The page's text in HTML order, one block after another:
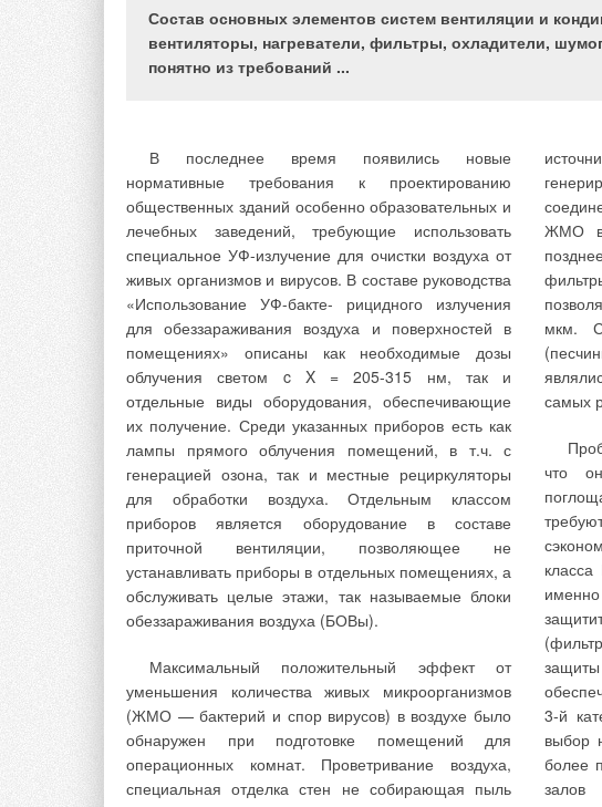
Состав основных элементов систем вентиляции и
вентиляторы, нагреватели, фильтры, охладители,
понятно из требований ...
В последнее время появились новые
нормативные требования к проектированию
общественных зданий особенно образовательных и
лечебных заведений, требующие использовать
специальное УФ-излучение для очистки воздуха от
живых организмов и вирусов. В составе руководства
«Использование УФ-бакте- рицидного излучения
для обеззараживания воздуха и поверхностей в
помещениях» описаны как необходимые дозы
облучения светом c X = 205-315 нм, так и
отдельные виды оборудования, обеспечивающие
их получение. Среди указанных приборов есть как
лампы прямого облучения помещений, в т.ч. с
генерацией озона, так и местные рециркуляторы
для обработки воздуха. Отдельным классом
приборов является оборудование в составе
приточной вентиляции, позволяющее не
устанавливать приборы в отдельных помещениях, а
обслуживать целые этажи, так называемые блоки
обеззараживания воздуха (БОВы).
Максимальный положительный эффект от
уменьшения количества живых микроорганизмов
(ЖМО — бактерий и спор вирусов) в воздухе было
обнаружен при подготовке помещений для
операционных комнат. Проветривание воздуха,
специальная отделка стен не собирающая пыль
ЖМО в
мкм.
самых
что
3-й
выбор
более
водяного отопления по разработкам,
конструктивным особенностям изделий,
применяемым технологиям и материалам не
несмотря на кажущуюся простоту формы и
принципа работы, радиаторы должны отвечать
самым строгим требованиям. И касаются они не
только эффективной отдачи тепла от
теплоносителя в помещение, но и обеспечения
продолжительного срока службы, на который прямо
или косвенно влияют разные факторы — резкие
перепады температуры, избыточное давление,
агрессивная среда теплоносителя, локальные
силовые нагрузки из-за нарушения правил монтажа
и др.
Кроме того, учет практики применения
отопительной техники ставит перед разработчиками
новые задачи. В частности, все более актуальны
вопросы обеспечения комфортного микроклимата в
каждом помещении путем устранения излишнего
поступления тепла, эффективного
перераспределения и использования всей
тепловой энергии, экономии энергоресурсов,
решение возможно благодаря снабжению
радиаторов индивидуальными средствами
регулировки теплоотдачи — термоклапанами,
термостатическими регуляторами,
интеллектуальными датчиками и т.д. Для
применения таких устройств подходит не любой